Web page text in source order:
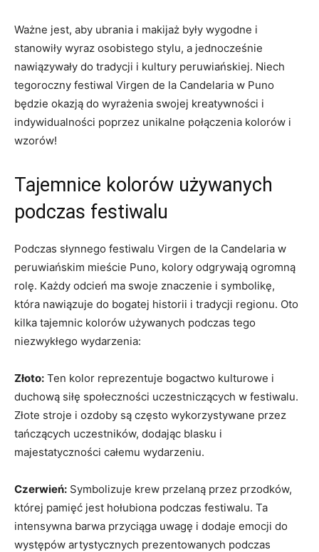
Ważne ⁤jest, aby ⁤ubrania i makijaż ​były wygodne ‍i
stanowiły⁣ wyraz osobistego stylu, a jednocześnie
nawiązywały do tradycji i kultury peruwiańskiej. ‍Niech​
tegoroczny festiwal⁢ Virgen⁢ de la ‌Candelaria ⁣w Puno
‌będzie ⁣okazją do⁣ wyrażenia swojej ‍kreatywności i
indywidualności ‌poprzez unikalne ⁤połączenia kolorów i
wzorów!
Tajemnice kolorów używanych
podczas festiwalu
Podczas⁤ słynnego festiwalu Virgen de la Candelaria w
⁤peruwiańskim ⁣mieście Puno, kolory ‌odgrywają ogromną
‍rolę. Każdy odcień ma swoje znaczenie i symbolikę,⁢
która nawiązuje do bogatej historii i tradycji regionu. Oto
‍kilka ⁣tajemnic kolorów używanych​ podczas​ tego
niezwykłego⁤ wydarzenia:
Złoto: Ten ‌kolor reprezentuje bogactwo ⁣kulturowe⁣ i ​
duchową siłę społeczności uczestniczących w festiwalu.
Złote stroje i ozdoby są często ⁣wykorzystywane przez
⁢tańczących⁤ uczestników, dodając blasku i
‌majestatyczności ‍całemu wydarzeniu.
Czerwień: Symbolizuje krew przelaną⁢ przez⁢ przodków,
‍której pamięć jest hołubiona podczas‌ festiwalu. Ta
intensywna barwa ⁢przyciąga‍ uwagę i dodaje‍ emocji do
występów artystycznych prezentowanych ⁢podczas